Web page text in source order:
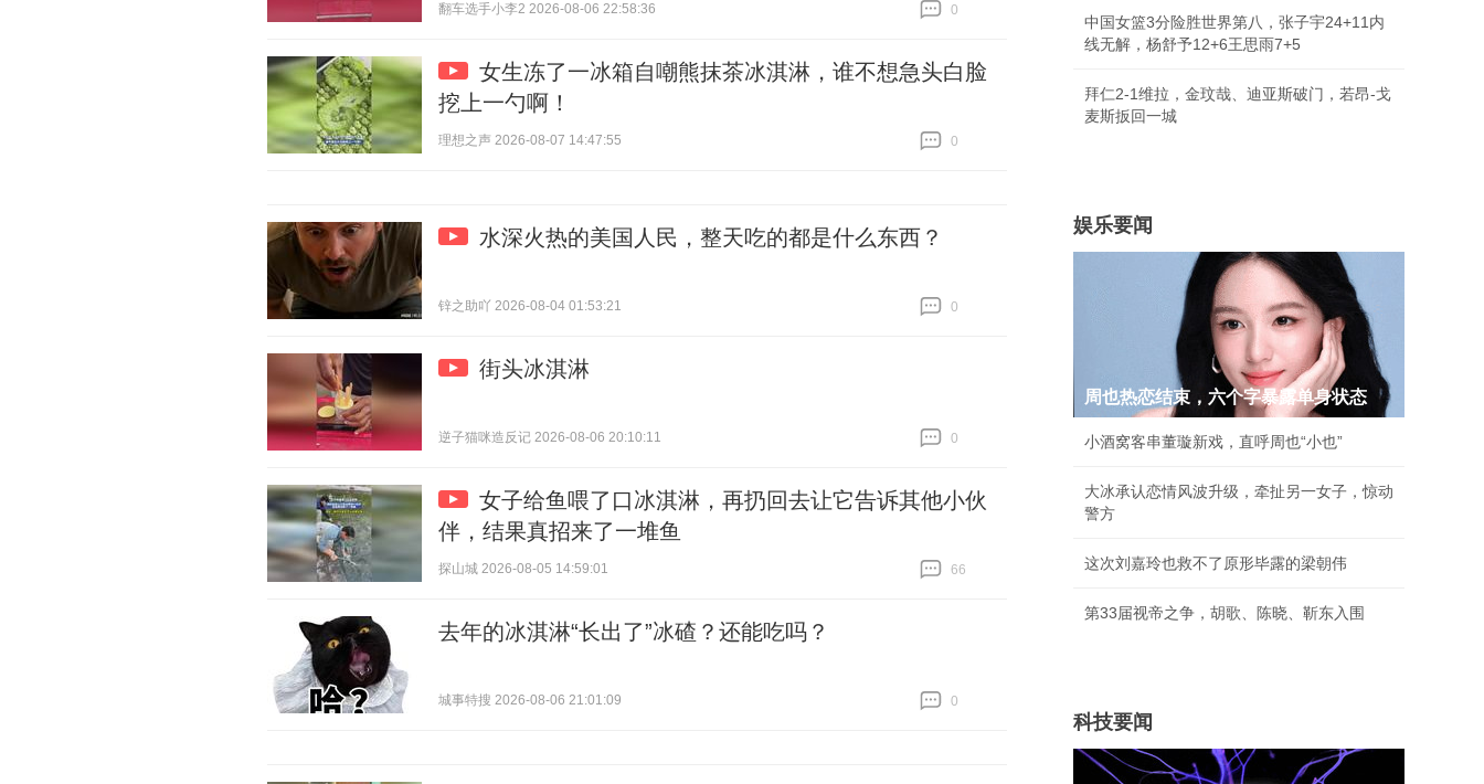
翻车选手小李2 2026-08-06 22:58:36
0
女生冻了一冰箱自嘲熊抹茶冰淇淋，谁不想急头白脸
挖上一勺啊！
理想之声 2026-08-07 14:47:55
0
水深火热的美国人民，整天吃的都是什么东西？
锌之助吖 2026-08-04 01:53:21
0
街头冰淇淋
逆子猫咪造反记 2026-08-06 20:10:11
0
女子给鱼喂了口冰淇淋，再扔回去让它告诉其他小伙
伴，结果真招来了一堆鱼
探山城 2026-08-05 14:59:01
66
去年的冰淇淋“长出了”冰碴？还能吃吗？
城事特搜 2026-08-06 21:01:09
0
中国女篮3分险胜世界第八，张子宇24+11内
线无解，杨舒予12+6王思雨7+5
拜仁2-1维拉，金玟哉、迪亚斯破门，若昂-戈
麦斯扳回一城
娱乐要闻
周也热恋结束，六个字暴露单身状态
小酒窝客串董璇新戏，直呼周也“小也”
大冰承认恋情风波升级，牵扯另一女子，惊动
警方
这次刘嘉玲也救不了原形毕露的梁朝伟
第33届视帝之争，胡歌、陈晓、靳东入围
科技要闻